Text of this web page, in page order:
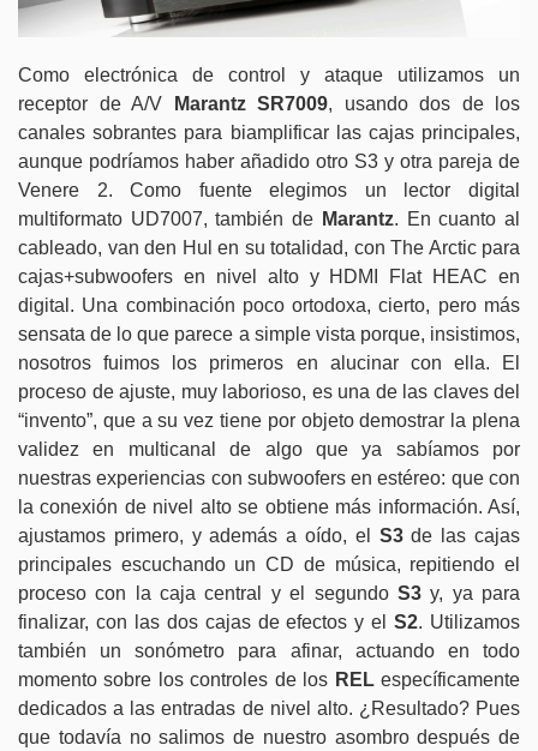
Como electrónica de control y ataque utilizamos un
receptor de A/V Marantz SR7009, usando dos de los
canales sobrantes para biamplificar las cajas principales,
aunque podríamos haber añadido otro S3 y otra pareja de
Venere 2. Como fuente elegimos un lector digital
multiformato UD7007, también de Marantz. En cuanto al
cableado, van den Hul en su totalidad, con The Arctic para
cajas+subwoofers en nivel alto y HDMI Flat HEAC en
digital. Una combinación poco ortodoxa, cierto, pero más
sensata de lo que parece a simple vista porque, insistimos,
nosotros fuimos los primeros en alucinar con ella.
El
proceso de ajuste, muy laborioso, es una de las claves del
“invento”, que a su vez tiene por objeto demostrar la plena
validez en multicanal de algo que ya sabíamos por
nuestras experiencias con subwoofers en estéreo: que con
la conexión de nivel alto se obtiene más información. Así,
ajustamos primero, y además a oído, el S3de las cajas
principales escuchando un CD de música, repitiendo el
proceso con la caja central y el segundo S3y, ya para
finalizar, con las dos cajas de efectos y elS2. Utilizamos
también un sonómetro para afinar, actuando en todo
momento sobre los controles de los RELespecíficamente
dedicados a las entradas de nivel alto. ¿Resultado? Pues
que todavía no salimos de nuestro asombro después de